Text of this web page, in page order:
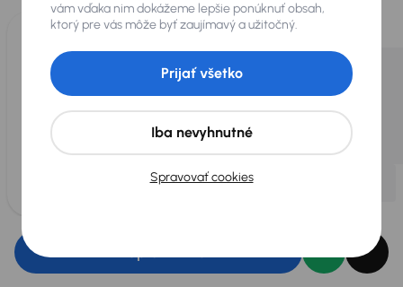
pre vás vykúpimeaž 400 vozidiel.
vám vďaka nim dokážeme lepšie ponúknuť obsah,
ktorý pre vás môže byť zaujímavý a užitočný.
Spravovať cookies
Iba nevyhnutné
Prijať všetko